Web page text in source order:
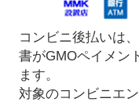
コンビニ後払いは
書がGMOペイメン
ます。
対象のコンビニエ